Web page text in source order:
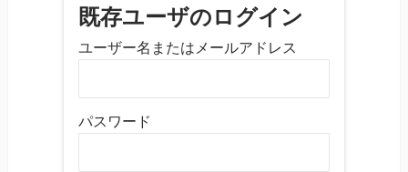
既存ユーザのログイン
ユーザー名またはメールアドレス
パスワード